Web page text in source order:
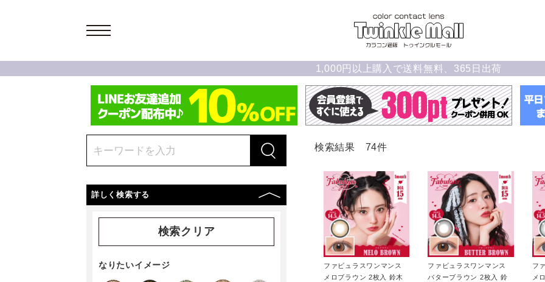
1,000円以上購入で送料無料、365日出荷
詳しく検索する
検索クリア
なりたいイメージ
検索結果 74件
ファビュラスワンマンス
メロブラウン 2枚入 鈴木
ファビュラスワンマンス
バターブラウン 2枚入 鈴
フ
メ